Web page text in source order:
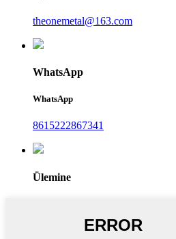
theonemetal@163.com
WhatsApp
WhatsApp
8615222867341
Ülemine